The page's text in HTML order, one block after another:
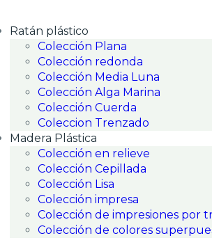
Ratán plástico
Colección Plana
Colección redonda
Colección Media Luna
Colección Alga Marina
Colección Cuerda
Coleccion Trenzado
Madera Plástica
Colección en relieve
Colección Cepillada
Colección Lisa
Colección impresa
Colección de impresiones por
Colección de colores